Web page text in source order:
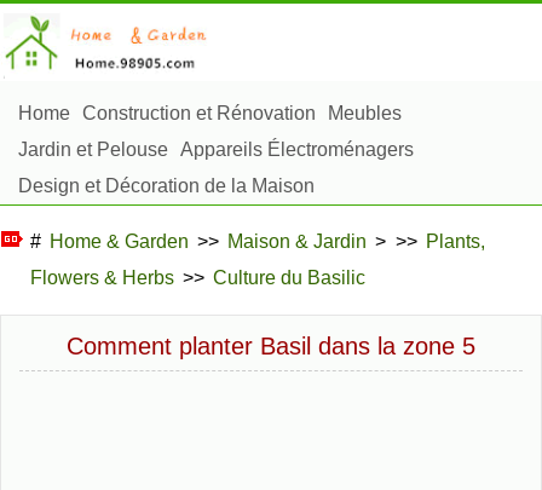
Home Construction et Rénovation
Meubles
Jardin et Pelouse Appareils Électroménagers
Design et Décoration de la Maison
# Home & Garden >> Maison & Jardin > >> Plants,
Flowers & Herbs >> Culture du Basilic
Comment planter Basil dans la zone 5